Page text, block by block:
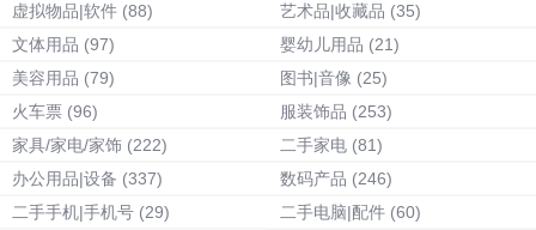
虚拟物品|软件 (88) 艺术品|收藏品 (35)
文体用品 (97) 婴幼儿用品 (21)
美容用品 (79) 图书|音像 (25)
火车票 (96) 服装饰品 (253)
家具/家电/家饰 (222) 二手家电 (81)
办公用品|设备 (337) 数码产品 (246)
二手手机|手机号 (29) 二手电脑|配件 (60)